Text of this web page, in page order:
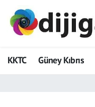
KKTC Güney Kıbrıs
ADVERTORIAL
Dijigazete
Hava Durumu
Trafik Durumu